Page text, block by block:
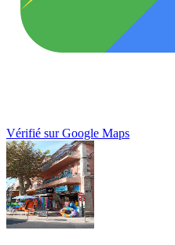
Vérifié sur Google Maps